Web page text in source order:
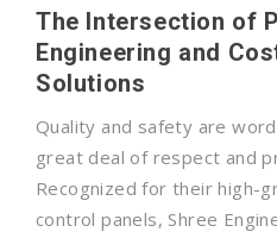
The Intersection of
Engineering and
Solutions
Quality and safety are
great deal of respect and
Recognized for their high-
control panels, Shree